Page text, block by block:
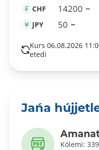
CHF 14200
JPY 50
Kurs 06.08.2026
etedi
Jańa
Kólemi: